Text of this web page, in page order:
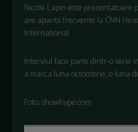
Nicole Lapin este prezentatoare
are aparitii frecvente la CNN
International.
Interviul face parte dintr-o serie
a marca luna octombrie, o luna
Foto: showhype.com